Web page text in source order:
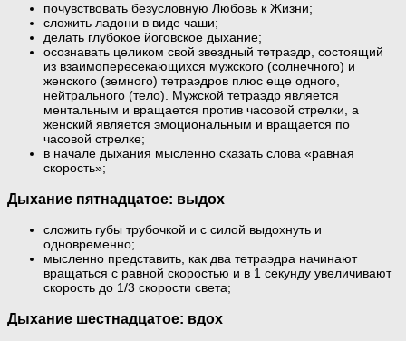
почувствовать безусловную Любовь к Жизни;
сложить ладони в виде чаши;
делать глубокое йоговское дыхание;
осознавать целиком свой звездный тетраэдр, состоящий
из взаимопересекающихся мужского (солнечного) и
женского (земного) тетраэдров плюс еще одного,
нейтрального (тело). Мужской тетраэдр является
ментальным и вращается против часовой стрелки, а
женский является эмоциональным и вращается по
часовой стрелке;
в начале дыхания мысленно сказать слова «равная
скорость»;
Дыхание пятнадцатое: выдох
сложить губы трубочкой и с силой выдохнуть и
одновременно;
мысленно представить, как два тетраэдра начинают
вращаться с равной скоростью и в 1 секунду увеличивают
скорость до 1/3 скорости света;
Дыхание шестнадцатое: вдох